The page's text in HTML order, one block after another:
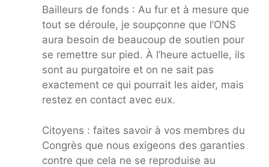
Bailleurs de fonds : Au fur et à mesure que
tout se déroule, je soupçonne que l’ONS
aura besoin de beaucoup de soutien pour
se remettre sur pied. À l’heure actuelle, ils
sont au purgatoire et on ne sait pas
exactement ce qui pourrait les aider, mais
restez en contact avec eux.
Citoyens : faites savoir à vos membres du
Congrès que nous exigeons des garanties
contre que cela ne se reproduise au